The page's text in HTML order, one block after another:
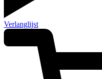
Verlanglijst